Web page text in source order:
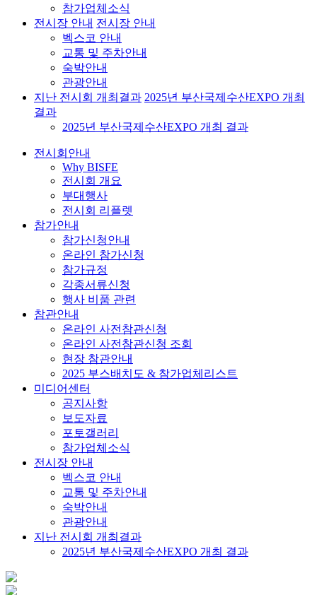
참가업체소식
전시장 안내 전시장 안내
벡스코 안내
교통 및 주차안내
숙박안내
관광안내
지난 전시회 개최결과 2025년 부산국제수산EXPO 개최
결과
2025년 부산국제수산EXPO 개최 결과
전시회안내
Why BISFE
전시회 개요
부대행사
전시회 리플렛
참가안내
참가신청안내
온라인 참가신청
참가규정
각종서류신청
행사 비품 관련
참관안내
온라인 사전참관신청
온라인 사전참관신청 조회
현장 참관안내
2025 부스배치도 & 참가업체리스트
미디어센터
공지사항
보도자료
포토갤러리
참가업체소식
전시장 안내
벡스코 안내
교통 및 주차안내
숙박안내
관광안내
지난 전시회 개최결과
2025년 부산국제수산EXPO 개최 결과